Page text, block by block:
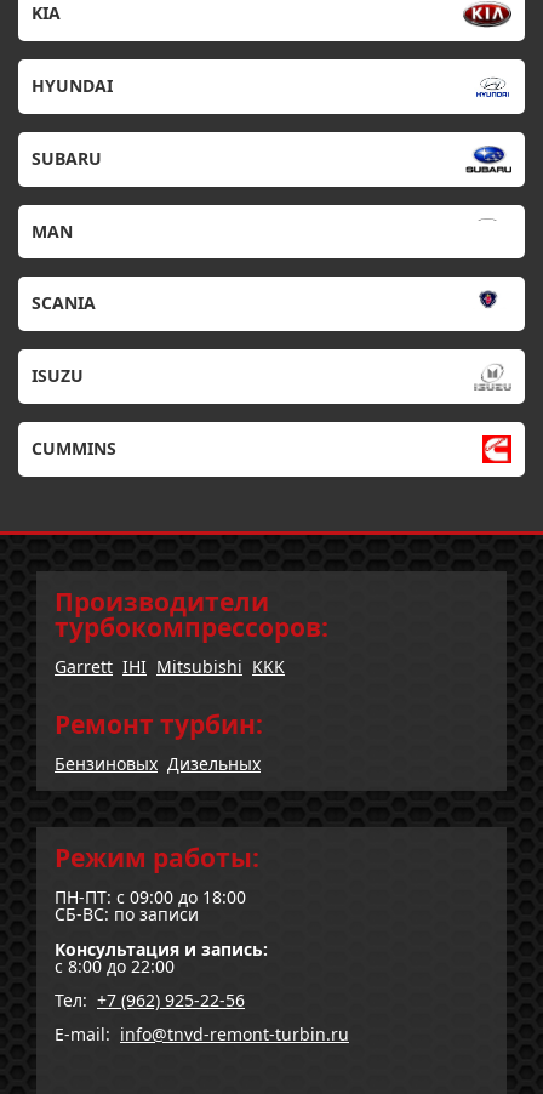
KIA
HYUNDAI
SUBARU
MAN
SCANIA
ISUZU
CUMMINS
Производители
турбокомпрессоров:
Garrett IHI Mitsubishi KKK
Ремонт турбин:
Бензиновых Дизельных
Режим работы:
ПН-ПТ: с 09:00 до 18:00
СБ-ВС: по записи
Консультация и запись:
с 8:00 до 22:00
Тел: +7 (962) 925-22-56
E-mail: info@tnvd-remont-turbin.ru